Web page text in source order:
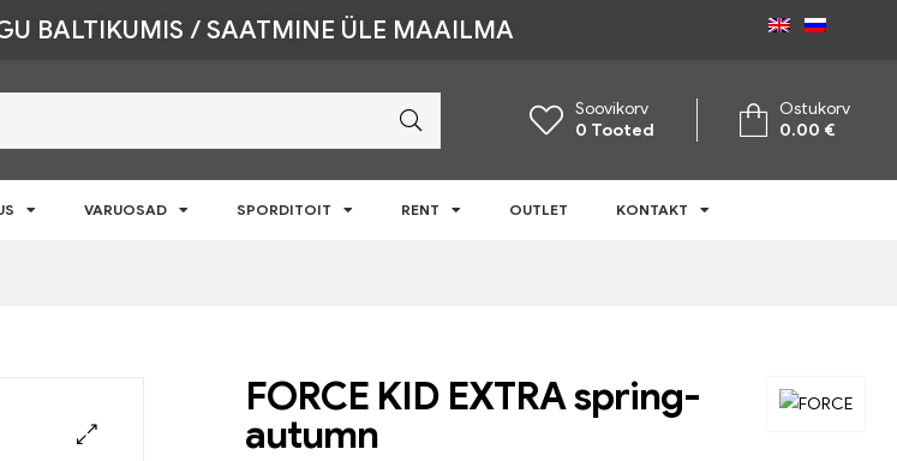
BALTIKUMIS / SAATMINE ÜLE MAAILMA
Soovikorv
0 Tooted
Ostukorv
0.00 €
VARUOSAD SPORDITOIT RENT OUTLET KONTAKT
FORCE KID EXTRA spring-
autumn